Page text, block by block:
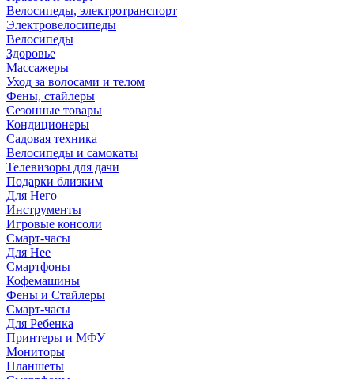
Велосипеды, электротранспорт
Электровелосипеды
Велосипеды
Здоровье
Массажеры
Уход за волосами и телом
Фены, стайлеры
Сезонные товары
Кондиционеры
Садовая техника
Велосипеды и самокаты
Телевизоры для дачи
Подарки близким
Для Него
Инструменты
Игровые консоли
Смарт-часы
Для Нее
Смартфоны
Кофемашины
Фены и Стайлеры
Смарт-часы
Для Ребенка
Принтеры и МФУ
Мониторы
Планшеты